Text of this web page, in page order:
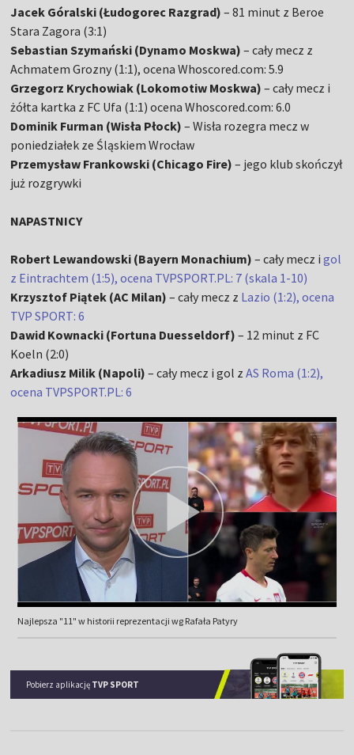
Jacek Góralski (Łudogorec Razgrad) – 81 minut z Beroe
Stara Zagora (3:1)
Sebastian Szymański (Dynamo Moskwa) – cały mecz z
Achmatem Grozny (1:1), ocena Whoscored.com: 5.9
Grzegorz Krychowiak (Lokomotiw Moskwa) – cały mecz i
żółta kartka z FC Ufa (1:1) ocena Whoscored.com: 6.0
Dominik Furman (Wisła Płock) – Wisła rozegra mecz w
poniedziałek ze Śląskiem Wrocław
Przemysław Frankowski (Chicago Fire) – jego klub skończył
już rozgrywki
NAPASTNICY
Robert Lewandowski (Bayern Monachium) – cały mecz igol
z Eintrachtem (1:5), ocena TVPSPORT.PL: 7 (skala 1-10)
Krzysztof Piątek (AC Milan) – cały mecz z Lazio (1:2), ocena
TVP SPORT: 6
Dawid Kownacki (Fortuna Duesseldorf) – 12 minut z FC
Koeln (2:0)
Arkadiusz Milik (Napoli) – cały mecz i gol zAS Roma (1:2),
ocena TVPSPORT.PL: 6
Najlepsza "11" w historii reprezentacji wg Rafała Patyry
Pobierz aplikację TVP SPORT